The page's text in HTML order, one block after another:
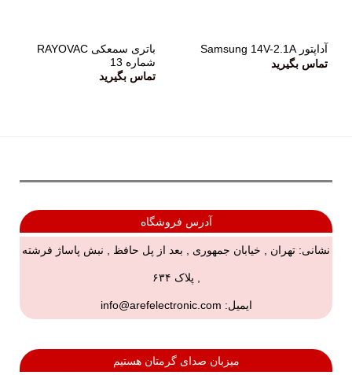
آداپتور Samsung 14V-2.1A
تماس بگیرید
باتری سمعکی RAYOVAC
شماره 13
تماس بگیرید
آدرس فروشگاه
نشانی: تهران , خیابان جمهوری , بعد از پل حافظ , نبش پاساژ فرشته
, پلاک ۶۳۴
ایمیل: info@arefelectronic.com
میزبان صدای گرمتان هستیم